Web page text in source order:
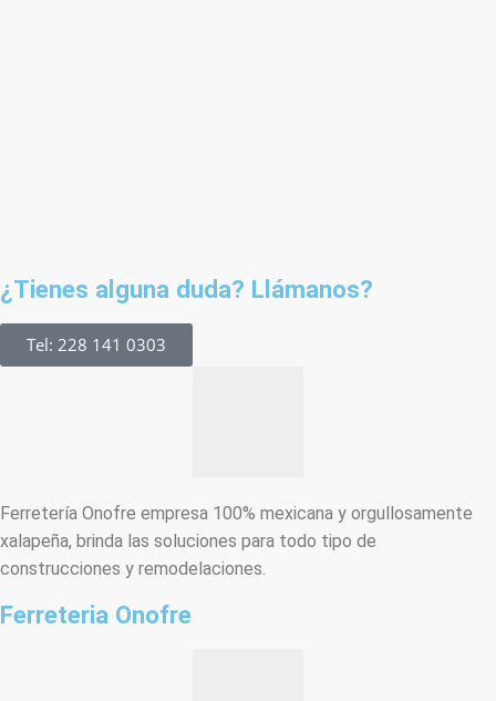
¿Tienes alguna duda? Llámanos?
Tel: 228 141 0303
Ferretería Onofre empresa 100% mexicana y orgullosamente
xalapeña, brinda las soluciones para todo tipo de
construcciones y remodelaciones.
Ferreteria Onofre